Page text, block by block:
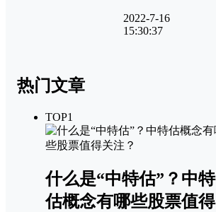
2022-7-16
15:30:37
热门文章
TOP1
什么是“中特估”？中特
估概念有哪些股票值得